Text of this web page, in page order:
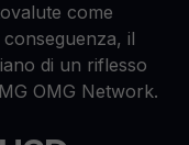
come
il
di un riflesso
OMG Network.